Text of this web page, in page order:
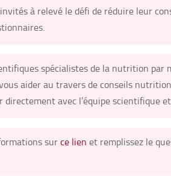
à relevé le défi de réduire leur
spécialistes de la nutrition par
aider au travers de conseils
directement avec l’équipe scientifique
surce lien et remplissez le